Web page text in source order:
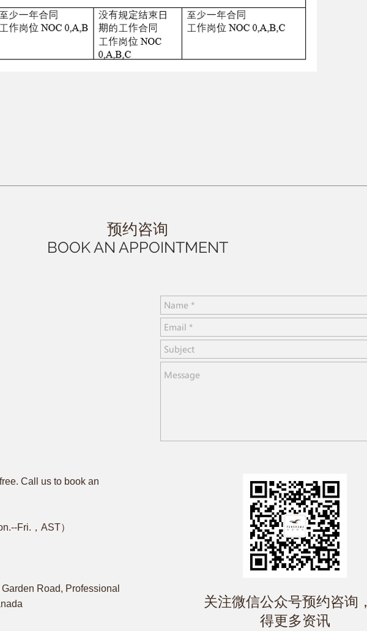
​预约咨询​
BOOK AN APPOINTMENT
Call us to book an
Fri.，AST）
Road, Professional
关注微信公众号预约咨询
得更多资讯